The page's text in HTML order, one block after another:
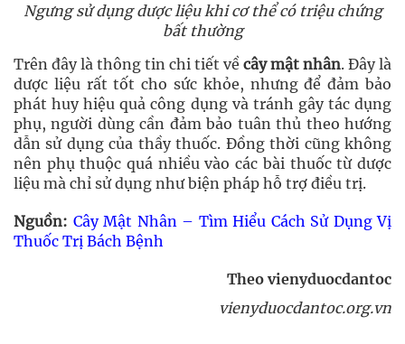
Ngưng sử dụng dược liệu khi cơ thể có triệu chứng
bất thường
Trên đây là thông tin chi tiết về cây mật nhân. Đây là
dược liệu rất tốt cho sức khỏe, nhưng để đảm bảo
phát huy hiệu quả công dụng và tránh gây tác dụng
phụ, người dùng cần đảm bảo tuân thủ theo hướng
dẫn sử dụng của thầy thuốc. Đồng thời cũng không
nên phụ thuộc quá nhiều vào các bài thuốc từ dược
liệu mà chỉ sử dụng như biện pháp hỗ trợ điều trị.
Nguồn: Cây Mật Nhân – Tìm Hiểu Cách Sử Dụng Vị
Thuốc Trị Bách Bệnh
Theo vienyduocdantoc
vienyduocdantoc.org.vn